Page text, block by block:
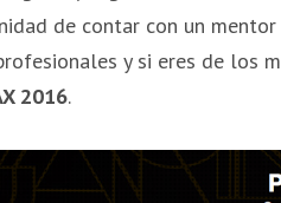
de contar con un
y si eres de los
2016.